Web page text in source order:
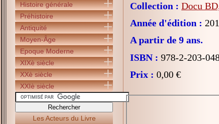
Histoire générale
Préhistoire
Antiquité
Moyen-Âge
Epoque Moderne
XIXè siècle
XXè siècle
XXIè siècle
Les Acteurs du Livre
Collection : Docu
Année d'édition :
A partir de 9 ans.
ISBN : 978-2-203-
Prix : 0,00 €